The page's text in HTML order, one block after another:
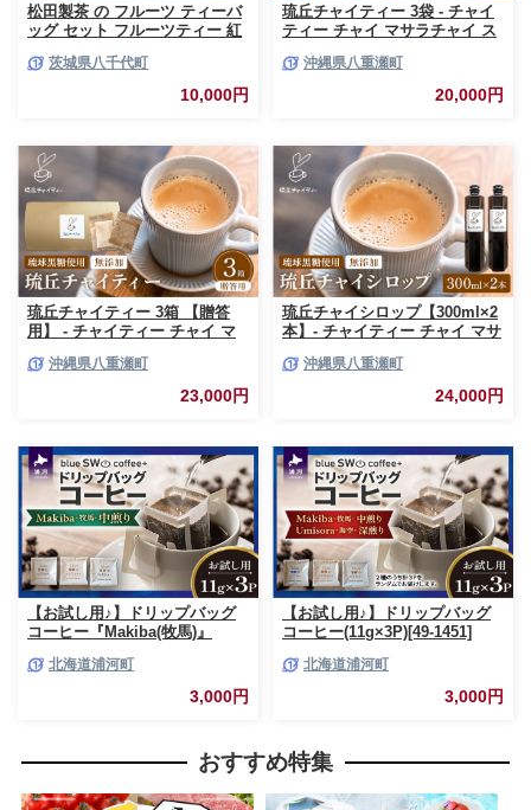
松田製茶 の フルーツ ティーバ
ッグ セット フルーツティー 紅
ラックス 疲労回復 ティー ふる
さと納税 10000円 [AF142ya]
茨城県八千代町
10,000円
琉丘チャイティー 3袋 - チャイ
ティー チャイ マサラチャイ ス
ティーパック お手軽 簡単 人気
おすすめ 無添加 無農薬 黒糖 国
産 自然の恵み 優しい 味わい 沖
沖縄県八重瀬町
20,000円
琉丘チャイティー 3箱 【贈答
用】 - チャイティー チャイ マ
だわり チャイ ティーパック お
手軽 簡単 人気 おすすめ 無添加
無農薬 黒糖 国産 自然の恵み 優
【価格改定】
沖縄県八重瀬町
23,000円
琉丘チャイシロップ【300ml×2
本】- チャイティー チャイ マサ
わり チャイ シロップ お手軽 簡
単 人気 おすすめ 無添加 無農薬
黒糖 国産 自然の恵み 優しい 味
定】
沖縄県八重瀬町
24,000円
【お試し用♪】ドリップバッグ
コーヒー『Makiba(牧馬)』
北海道浦河町
3,000円
【お試し用♪】ドリップバッグ
コーヒー(11g×3P)[49-1451]
北海道浦河町
3,000円
おすすめ特集